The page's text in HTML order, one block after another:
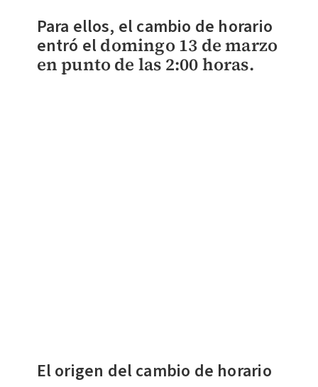
Para ellos, el cambio de horario
entró eldomingo 13 de marzo
en punto de las 2:00 horas.
El origen del cambio de horario